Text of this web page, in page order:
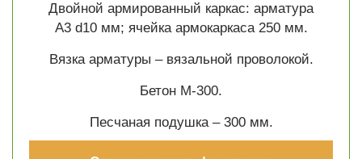
Двойной армированный каркас: арматура
A3 d10 мм; ячейка армокаркаса 250 мм.
Вязка арматуры – вязальной проволокой.
Бетон М-300.
Песчаная подушка – 300 мм.